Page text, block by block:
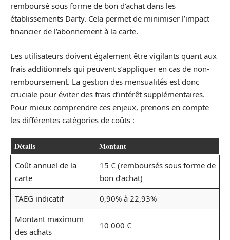
remboursé sous forme de bon d’achat dans les
établissements Darty. Cela permet de minimiser l’impact
financier de l’abonnement à la carte.
Les utilisateurs doivent également être vigilants quant aux
frais additionnels qui peuvent s’appliquer en cas de non-
remboursement. La gestion des mensualités est donc
cruciale pour éviter des frais d’intérêt supplémentaires.
Pour mieux comprendre ces enjeux, prenons en compte
les différentes catégories de coûts :
Détails Montant
Coût annuel de la
carte
15 € (remboursés sous forme de
bon d’achat)
TAEG indicatif
0,90% à 22,93%
Montant maximum
des achats
10 000 €